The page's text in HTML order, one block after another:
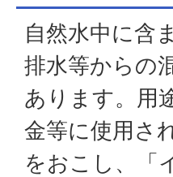
自然水中に含
排水等からの
あります。用
金等に使用さ
をおこし、「